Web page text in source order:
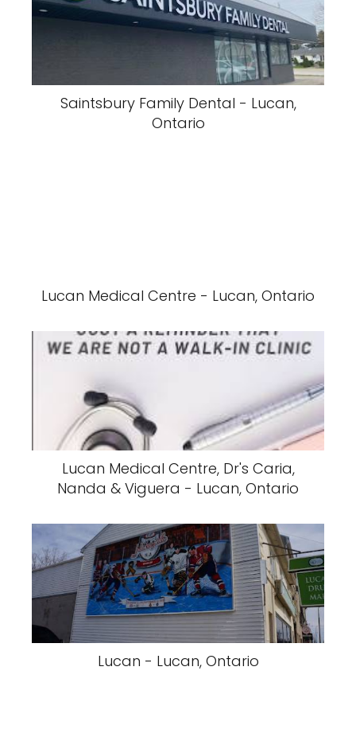
Saintsbury Family Dental - Lucan,
Ontario
Lucan Medical Centre - Lucan, Ontario
Lucan Medical Centre, Dr's Caria,
Nanda & Viguera - Lucan, Ontario
Lucan - Lucan, Ontario